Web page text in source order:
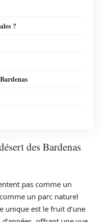
?
des Bardenas
pas comme un
un parc naturel
unique est le fruit d’une